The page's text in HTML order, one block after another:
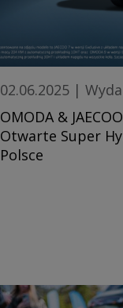
02.06.2025 |
OMODA &
Otwarte Super
Polsce